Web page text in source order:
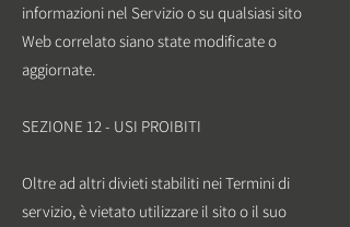
informazioni nel Servizio o su qualsiasi sito
Web correlato siano state modificate o
aggiornate.
SEZIONE 12 - USI PROIBITI
Oltre ad altri divieti stabiliti nei Termini di
servizio, è vietato utilizzare il sito o il suo